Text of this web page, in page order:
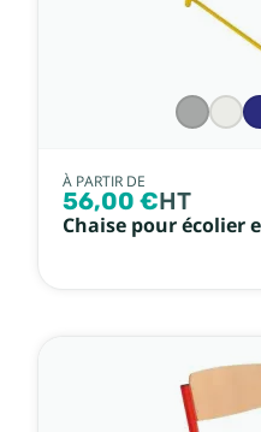
À PARTIR DE
56,00 €HT
Chaise pour écolier